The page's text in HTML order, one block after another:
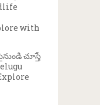
with
చూస్తే